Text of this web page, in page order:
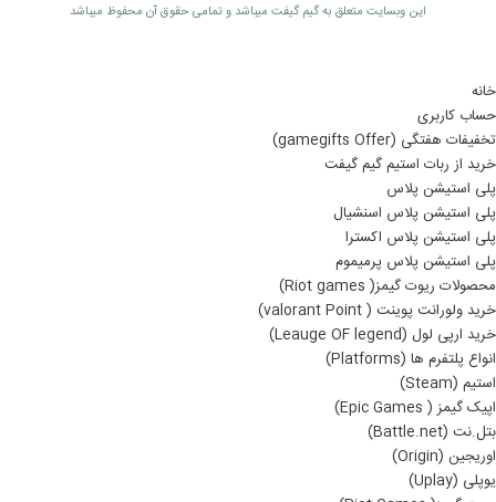
اين وبسايت متعلق به گیم گیفت ميباشد و تمامی حقوق آن محفوظ ميباشد
خانه
حساب کاربری
تخفیفات هفتگی (gamegifts Offer)
خرید از ربات استیم گیم گیفت
پلی استیشن پلاس
پلی استیشن پلاس اسنشیال
پلی استیشن پلاس اکسترا
پلی استیشن پلاس پرمیموم
محصولات ریوت گیمز( Riot games)
خرید ولورانت پوینت ( valorant Point)
خرید ارپی لول (Leauge OF legend)
انواع پلتفرم ها (Platforms)
استیم (Steam)
اپیک گیمز ( Epic Games)
بتل.نت (Battle.net)
اوریجین (Origin)
یوپلی (Uplay)